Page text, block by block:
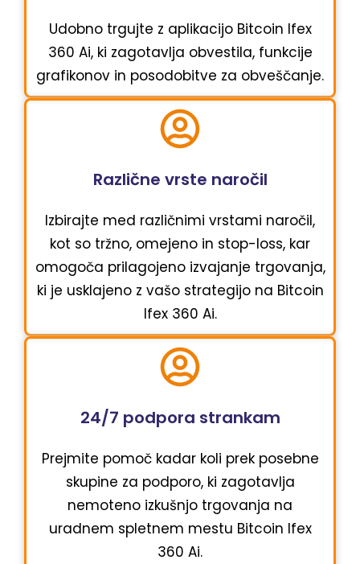
Udobno trgujte z aplikacijo Bitcoin Ifex
360 Ai, ki zagotavlja obvestila, funkcije
grafikonov in posodobitve za obveščanje.
Različne vrste naročil
Izbirajte med različnimi vrstami naročil,
kot so tržno, omejeno in stop-loss, kar
omogoča prilagojeno izvajanje trgovanja,
ki je usklajeno z vašo strategijo na Bitcoin
Ifex 360 Ai.
24/7 podpora strankam
Prejmite pomoč kadar koli prek posebne
skupine za podporo, ki zagotavlja
nemoteno izkušnjo trgovanja na
uradnem spletnem mestu Bitcoin Ifex
360 Ai.